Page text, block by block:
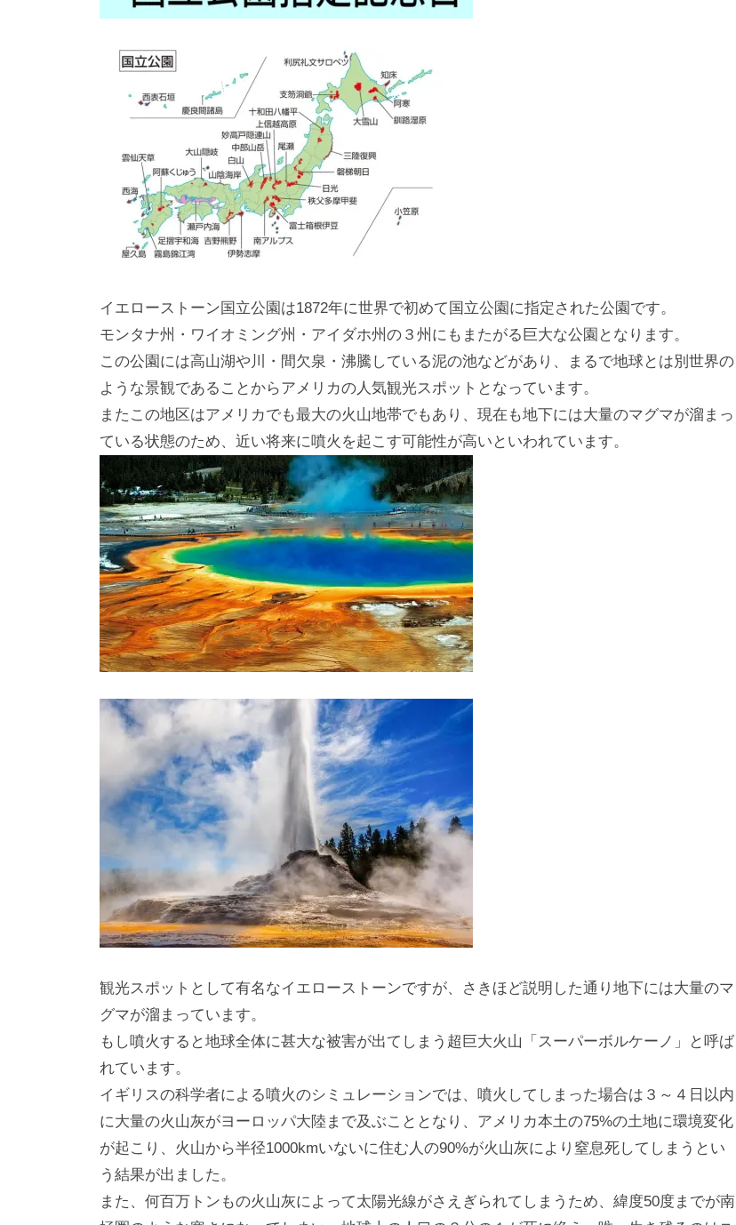
イエローストーン国立公園は1872年に世界で初めて国立公園に指定された公園です。
モンタナ州・ワイオミング州・アイダホ州の３州にもまたがる巨大な公園となります。
この公園には高山湖や川・間欠泉・沸騰している泥の池などがあり、まるで地球とは別世界の
ような景観であることからアメリカの人気観光スポットとなっています。
またこの地区はアメリカでも最大の火山地帯でもあり、現在も地下には大量のマグマが溜まっ
ている状態のため、近い将来に噴火を起こす可能性が高いといわれています。
観光スポットとして有名なイエローストーンですが、さきほど説明した通り地下には大量のマ
グマが溜まっています。
もし噴火すると地球全体に甚大な被害が出てしまう超巨大火山「スーパーボルケーノ」と呼ば
れています。
イギリスの科学者による噴火のシミュレーションでは、噴火してしまった場合は３～４日以内
に大量の火山灰がヨーロッパ大陸まで及ぶこととなり、アメリカ本土の75%の土地に環境変化
が起こり、火山から半径1000kmいないに住む人の90%が火山灰により窒息死してしまうとい
う結果が出ました。
また、何百万トンもの火山灰によって太陽光線がさえぎられてしまうため、緯度50度までが南